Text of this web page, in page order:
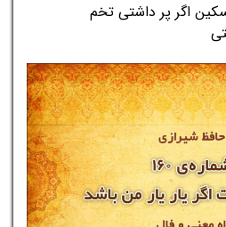
اگر پر داشتی تخم